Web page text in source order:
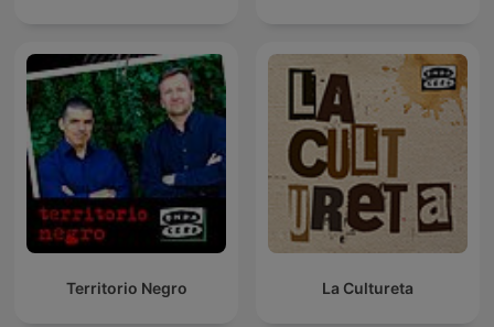
Territorio Negro La Cultureta